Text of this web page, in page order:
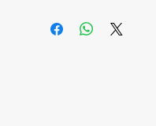
entrando aeste enlace